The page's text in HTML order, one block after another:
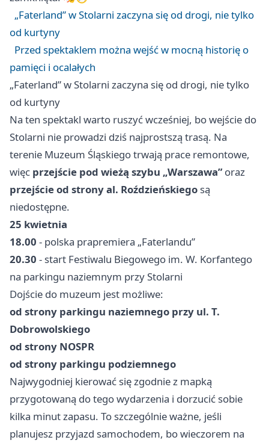
„Faterland” w Stolarni zaczyna się od drogi, nie tylko
od kurtyny
Przed spektaklem można wejść w mocną historię o
pamięci i ocalałych
„Faterland” w Stolarni zaczyna się od drogi, nie tylko
od kurtyny
Na ten spektakl warto ruszyć wcześniej, bo wejście do
Stolarni nie prowadzi dziś najprostszą trasą. Na
terenie Muzeum Śląskiego trwają prace remontowe,
więc przejście pod wieżą szybu „Warszawa”oraz
przejście od strony al. Roździeńskiego są
niedostępne.
25 kwietnia
18.00 - polska prapremiera „Faterlandu”
20.30 - start Festiwalu Biegowego im. W. Korfantego
na parkingu naziemnym przy Stolarni
Dojście do muzeum jest możliwe:
od strony parkingu naziemnego przy ul. T.
Dobrowolskiego
od strony NOSPR
od strony parkingu podziemnego
Najwygodniej kierować się zgodnie z mapką
przygotowaną do tego wydarzenia i dorzucić sobie
kilka minut zapasu. To szczególnie ważne, jeśli
planujesz przyjazd samochodem, bo wieczorem na